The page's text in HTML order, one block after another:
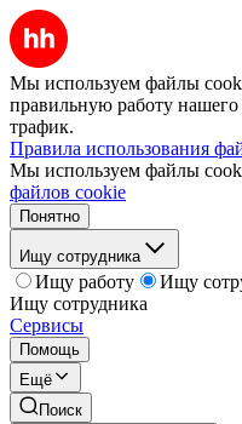
Мы используем файлы
правильную работу нашего
трафик.
Правила использования
Мы используем файлы
файлов cookie
Понятно
Ищу сотрудника
Ищу работу
Ищу
Ищу сотрудника
Сервисы
Помощь
Ещё
Поиск